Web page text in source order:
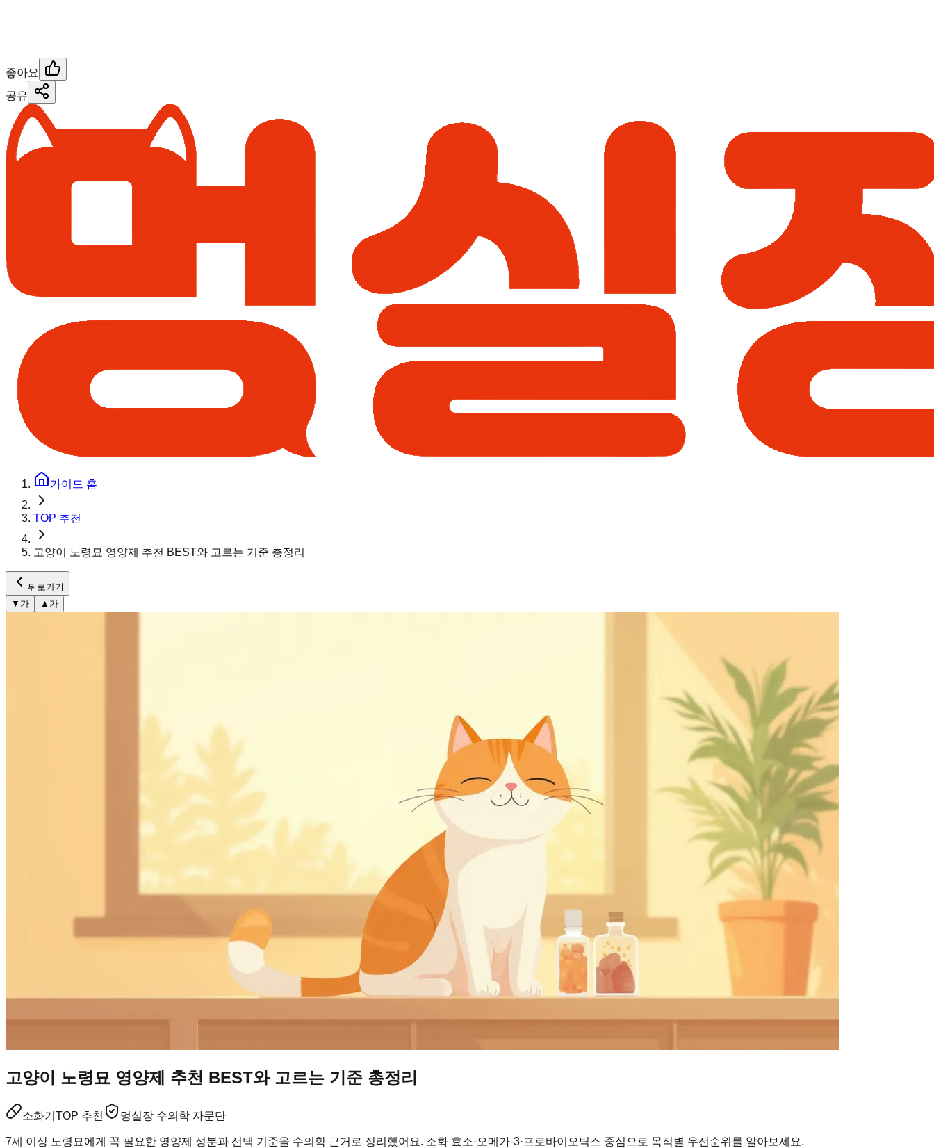
좋아요
공유
가이드 홈
TOP 추천
고양이 노령묘 영양제 추천 BEST와 고르는 기준 총정리
뒤로가기
▼ 가 ▲ 가
고양이 노령묘 영양제 추천 BEST와 고르는 기준 총정리
소화기 TOP 추천 멍실장 수의학 자문단
7세 이상 노령묘에게 꼭 필요한 영양제 성분과 선택 기준을 수의학 근거로 정리했어요. 소화 효소·오메가-3·프로바이오틱스 중심으로 목적별 우선순위를 알아보세요.